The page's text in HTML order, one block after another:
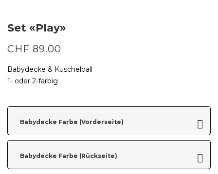
Set «Play»
CHF 89.00
Babydecke & Kuschelball
1- oder 2-farbig
Babydecke Farbe (Vorderseite)
Babydecke Farbe (Rückseite)